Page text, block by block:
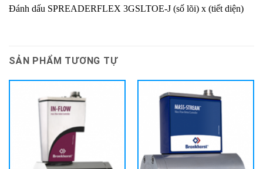
Đánh dấu SPREADERFLEX 3GSLTOE-J (số lõi) x (tiết diện)
SẢN PHẨM TƯƠNG TỰ